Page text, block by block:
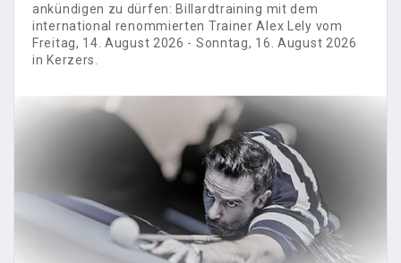
ankündigen zu dürfen: Billardtraining mit dem
international renommierten Trainer Alex Lely vom
Freitag, 14. August 2026 - Sonntag, 16. August 2026
in Kerzers.